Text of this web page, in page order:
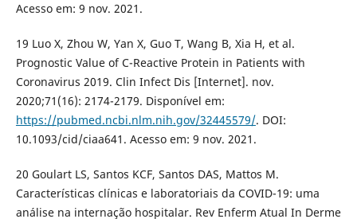
Acesso em: 9 nov. 2021.
19 Luo X, Zhou W, Yan X, Guo T, Wang B, Xia H, et al.
Prognostic Value of C-Reactive Protein in Patients with
Coronavirus 2019. Clin Infect Dis [Internet]. nov.
2020;71(16): 2174-2179. Disponível em:
https://pubmed.ncbi.nlm.nih.gov/32445579/. DOI:
10.1093/cid/ciaa641. Acesso em: 9 nov. 2021.
20 Goulart LS, Santos KCF, Santos DAS, Mattos M.
Características clínicas e laboratoriais da COVID-19: uma
análise na internação hospitalar. Rev Enferm Atual In Derme